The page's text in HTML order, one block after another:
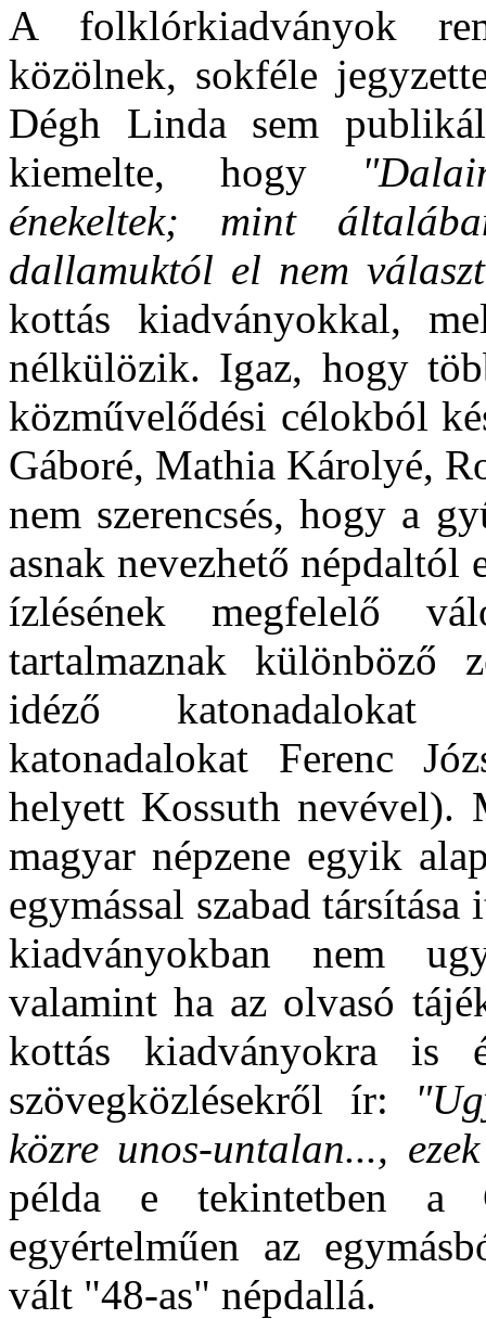
A folklórkiadványok
közölnek, sokféle
Dégh Linda sem
kiemelte, hogy
énekeltek; mint
dallamuktól el nem
kottás kiadványokkal,
nélkülözik. Igaz, hogy
közművelődési célokból
Gáboré, Mathia Károlyé,
nem szerencsés, hogy a
asnak nevezhető
ízlésének megfelelő
tartalmaznak különböző
idéző katonadalokat
katonadalokat Ferenc
helyett Kossuth nevével).
magyar népzene egyik
egymással szabad
kiadványokban nem
valamint ha az olvasó
kottás kiadványokra is
szövegközlésekről ír:
közre unos-untalan...,
példa e tekintetben a
egyértelműen az
vált "48-as" népdallá.